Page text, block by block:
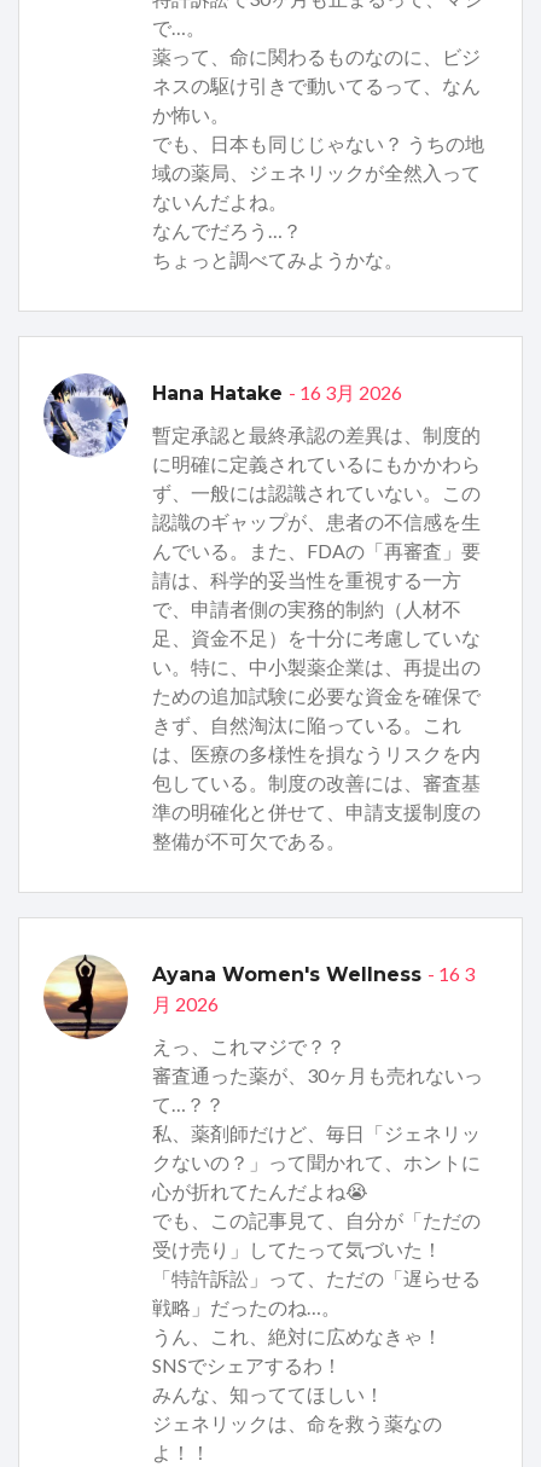
で…。
薬って、命に関わるものなのに、ビジ
ネスの駆け引きで動いてるって、なん
か怖い。
でも、日本も同じじゃない？ うちの地
域の薬局、ジェネリックが全然入って
ないんだよね。
なんでだろう…？
ちょっと調べてみようかな。
Hana Hatake - 16 3月 2026
暫定承認と最終承認の差異は、制度的
に明確に定義されているにもかかわら
ず、一般には認識されていない。この
認識のギャップが、患者の不信感を生
んでいる。また、FDAの「再審査」要
請は、科学的妥当性を重視する一方
で、申請者側の実務的制約（人材不
足、資金不足）を十分に考慮していな
い。特に、中小製薬企業は、再提出の
ための追加試験に必要な資金を確保で
きず、自然淘汰に陥っている。これ
は、医療の多様性を損なうリスクを内
包している。制度の改善には、審査基
準の明確化と併せて、申請支援制度の
整備が不可欠である。
Ayana Women's Wellness - 16 3
月 2026
えっ、これマジで？？
審査通った薬が、30ヶ月も売れないっ
て…？？
私、薬剤師だけど、毎日「ジェネリッ
クないの？」って聞かれて、ホントに
心が折れてたんだよね😭
でも、この記事見て、自分が「ただの
受け売り」してたって気づいた！
「特許訴訟」って、ただの「遅らせる
戦略」だったのね…。
うん、これ、絶対に広めなきゃ！
SNSでシェアするわ！
みんな、知っててほしい！
ジェネリックは、命を救う薬なの
よ！！